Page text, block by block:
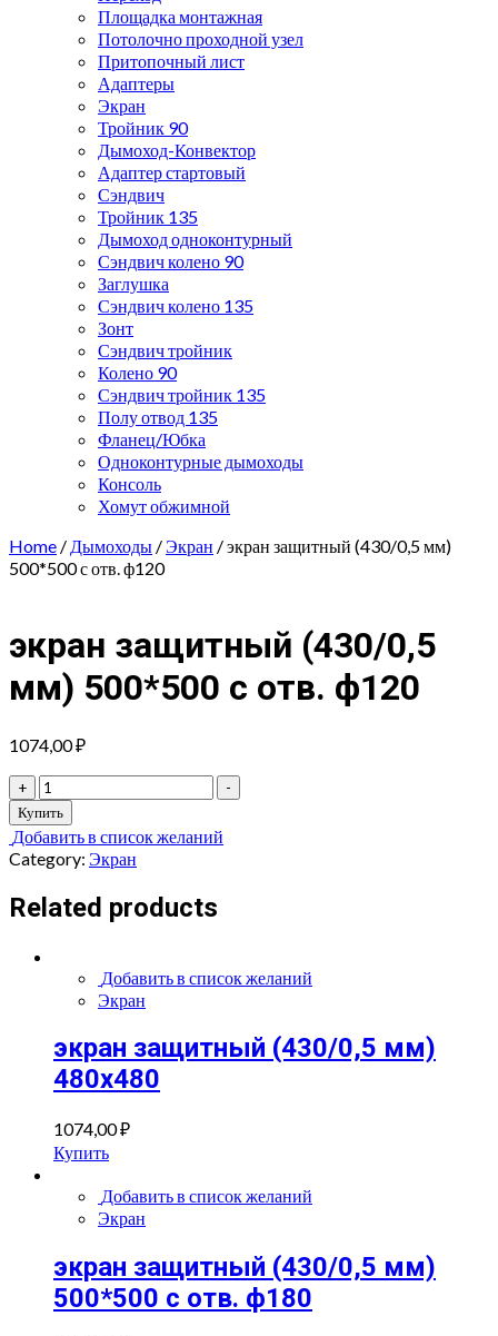
Площадка монтажная
Потолочно проходной узел
Притопочный лист
Адаптеры
Экран
Тройник 90
Дымоход-Конвектор
Адаптер стартовый
Сэндвич
Тройник 135
Дымоход одноконтурный
Сэндвич колено 90
Заглушка
Сэндвич колено 135
Зонт
Сэндвич тройник
Колено 90
Сэндвич тройник 135
Полу отвод 135
Фланец/Юбка
Одноконтурные дымоходы
Консоль
Хомут обжимной
Home / Дымоходы /Экран / экран защитный (430/0,5 мм)
500*500 с отв. ф120
экран защитный (430/0,5
мм) 500*500 с отв. ф120
1074,00₽
+
экран
защитный
(430/0,5
мм)
500*500
с
отв.
quantity
-
Купить
Добавить в список желаний
Category: Экран
Related products
Добавить в список желаний
Экран
экран защитный (430/0,5 мм)
480х480
1074,00₽
Купить
Добавить в список желаний
Экран
экран защитный (430/0,5 мм)
500*500 с отв. ф180